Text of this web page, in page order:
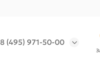
8 (495) 971-50-00